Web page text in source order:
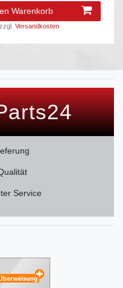
Warenkorb
zzgl.Versandkosten
Service